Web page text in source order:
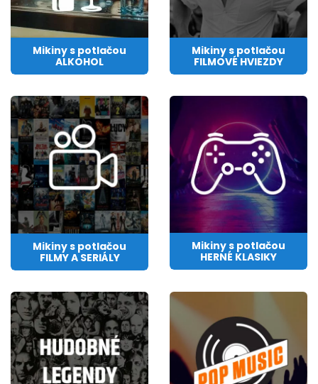
Mikiny s potlačou
ALKOHOL
Mikiny s potlačou
FILMOVÉ HVIEZDY
Mikiny s potlačou
FILMY A SERIÁLY
Mikiny s potlačou
HERNÉ KLASIKY